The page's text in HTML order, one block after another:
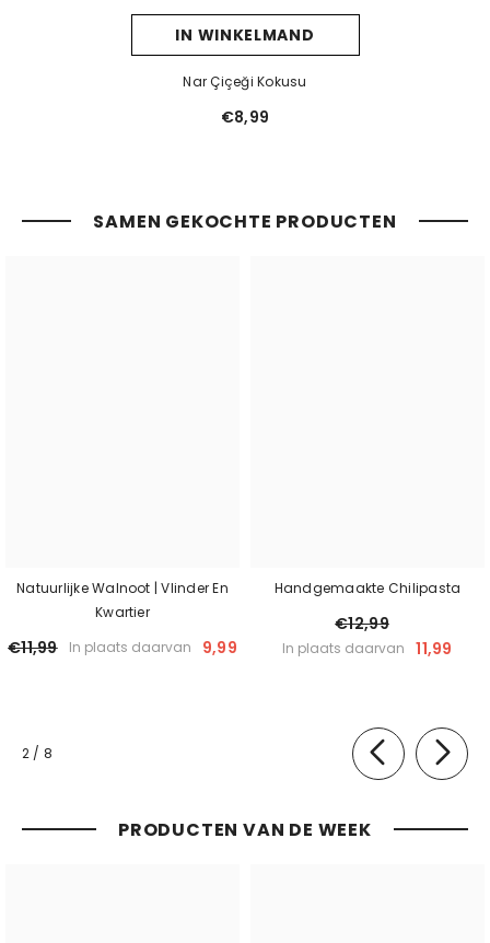
IN WINKELMAND
Nar Çiçeği Kokusu
€8,99
SAMEN GEKOCHTE PRODUCTEN
Natuurlijke Walnoot | Vlinder En
Kwartier
€11,99 In plaats daarvan 9,99
Handgemaakte Chilipasta
€12,99
In plaats daarvan 11,99
2 / van
8
PRODUCTEN VAN DE WEEK